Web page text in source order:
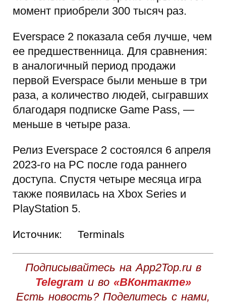
момент приобрели 300 тысяч раз.
Everspace 2 показала себя лучше, чем
ее предшественница. Для сравнения:
в аналогичный период продажи
первой Everspace были меньше в три
раза, а количество людей, сыгравших
благодаря подписке Game Pass, —
меньше в четыре раза.
Релиз Everspace 2 состоялся 6 апреля
2023-го на PC после года раннего
доступа. Спустя четыре месяца игра
также появилась на Xbox Series и
PlayStation 5.
Источник: Terminals
Подписывайтесь на App2Top.ru в
Telegram и во «ВКонтакте»
Есть новость? Поделитесь с нами,